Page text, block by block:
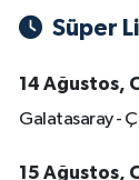
Süper
14 Ağustos,
Galatasaray -
15 Ağustos,